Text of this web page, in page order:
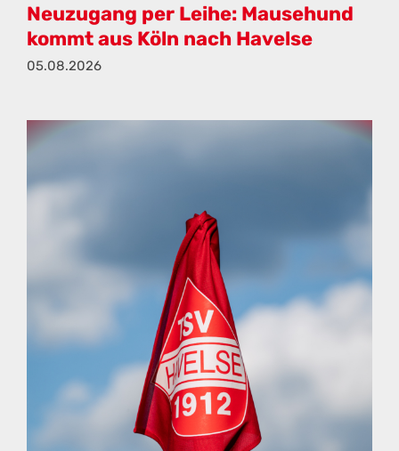
Neuzugang per Leihe: Mausehund
kommt aus Köln nach Havelse
05.08.2026